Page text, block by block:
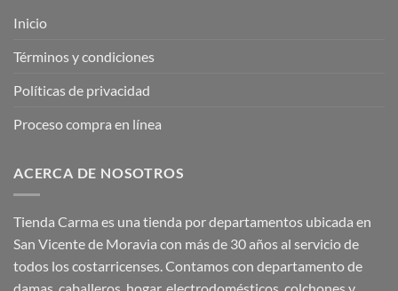
Inicio
Términos y condiciones
Políticas de privacidad
Proceso compra en línea
ACERCA DE NOSOTROS
Tienda Carma es una tienda por departamentos ubicada en
San Vicente de Moravia con más de 30 años al servicio de
todos los costarricenses. Contamos con departamento de
damas, caballeros, hogar, electrodomésticos, colchones y